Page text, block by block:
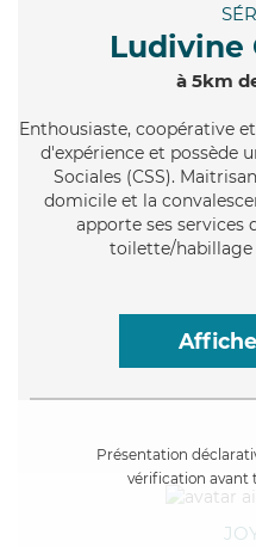
Ludivine
à 5km
Enthousiaste, coopérative
d'expérience et possède
Sociales (CSS).
domicile et la
apporte ses services
toilette/habillage
Présentation
vérification avant